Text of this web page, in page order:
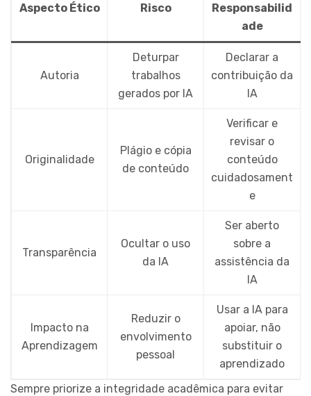
Aspecto Ético Risco
Responsabilid
ade
Autoria
Deturpar
trabalhos
gerados por IA
Declarar a
contribuição da
IA
Originalidade
Plágio e cópia
de conteúdo
Verificar e
revisar o
conteúdo
cuidadosament
e
Transparência
Ocultar o uso
da IA
Ser aberto
sobre a
assistência da
IA
Impacto na
Aprendizagem
Reduzir o
envolvimento
pessoal
Usar a IA para
apoiar, não
substituir o
aprendizado
Sempre priorize a integridade acadêmica para evitar